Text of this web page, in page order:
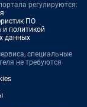
регулируются:
ПО
политикой
данных
специальные
не требуются